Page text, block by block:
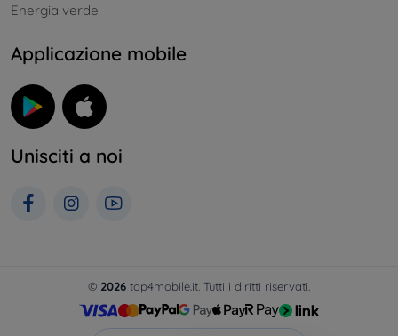
Energia verde
Applicazione mobile
Unisciti a noi
© 2026 top4mobile.it. Tutti i diritti riservati.